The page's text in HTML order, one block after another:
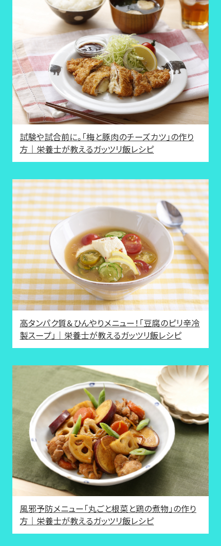
試験や試合前に。「梅と豚肉のチーズカツ」の作り
方｜栄養士が教えるガッツリ飯レシピ
高タンパク質＆ひんやりメニュー！「豆腐のピリ辛冷
製スープ」｜栄養士が教えるガッツリ飯レシピ
風邪予防メニュー「丸ごと根菜と鶏の煮物」の作り
方｜栄養士が教えるガッツリ飯レシピ